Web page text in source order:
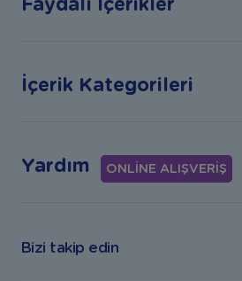
Faydalı İçerikler
İçerik Kategorileri
Yardım ONLİNE ALIŞVERİŞ
Bizi takip edin